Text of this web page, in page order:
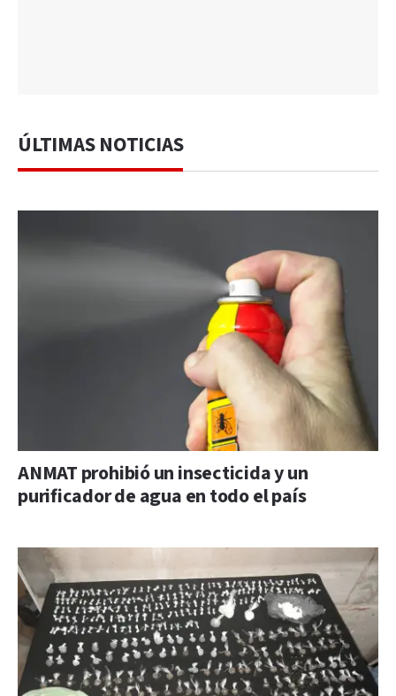
ÚLTIMAS NOTICIAS
ANMAT prohibió un insecticida y un
purificador de agua en todo el país